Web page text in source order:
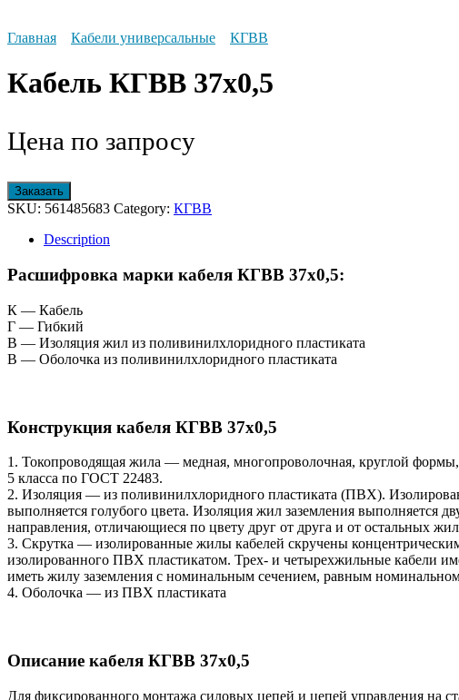
Главная Кабели универсальные КГВВ
Кабель КГВВ 37х0,5
Цена по запросу
Заказать
SKU: 561485683 Category: КГВВ
Description
Расшифровка марки кабеля КГВВ 37х0,5:
К — Кабель
Г — Гибкий
В — Изоляция жил из поливинилхлоридного пластиката
В — Оболочка из поливинилхлоридного пластиката
Конструкция кабеля КГВВ 37х0,5
1. Токопроводящая жила — медная, многопроволочная, круглой
5 класса по ГОСТ 22483.
2. Изоляция — из поливинилхлоридного пластиката (ПВХ).
выполняется голубого цвета. Изоляция жил заземления выполняется
направления, отличающиеся по цвету друг от друга и от остальных
3. Скрутка — изолированные жилы кабелей скручены
изолированного ПВХ пластикатом. Трех- и четырехжильные кабели
иметь жилу заземления с номинальным сечением, равным
4. Оболочка — из ПВХ пластиката
Описание кабеля КГВВ 37х0,5
Для фиксированного монтажа силовых цепей и цепей управления на